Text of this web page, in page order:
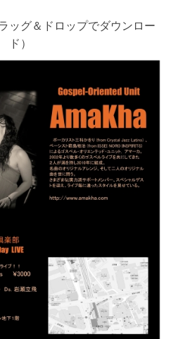
ッグ＆ドロップでダウンロー
ド）